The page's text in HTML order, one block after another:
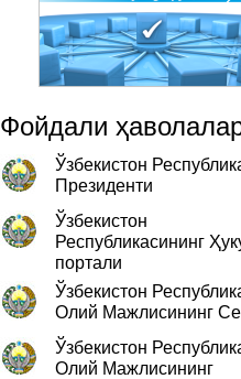
Фойдали
Ўзбекистон
Президенти
Ўзбекистон
Республикасининг
портали
Ўзбекистон
Олий Мажлисининг
Ўзбекистон
Олий Мажлисининг